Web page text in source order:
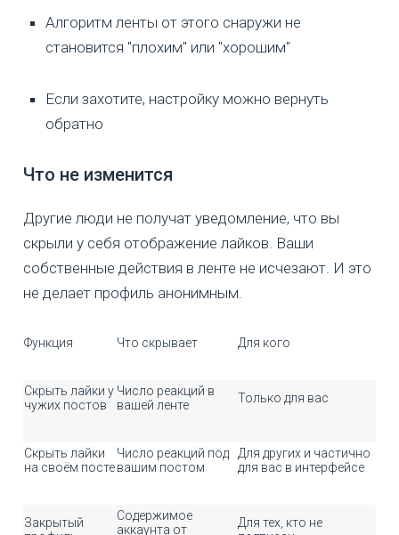
Алгоритм ленты от этого снаружи не
становится "плохим" или "хорошим"
Если захотите, настройку можно вернуть
обратно
Что не изменится
Другие люди не получат уведомление, что вы
скрыли у себя отображение лайков. Ваши
собственные действия в ленте не исчезают. И это
не делает профиль анонимным.
Функция Что скрывает Для кого
Скрыть лайки у
чужих постов
Число реакций в
вашей ленте
Только для вас
Скрыть лайки
на своём посте
Число реакций под
вашим постом
Для других и частично
для вас в интерфейсе
Закрытый
Содержимое
аккаунта от
Для тех, кто не